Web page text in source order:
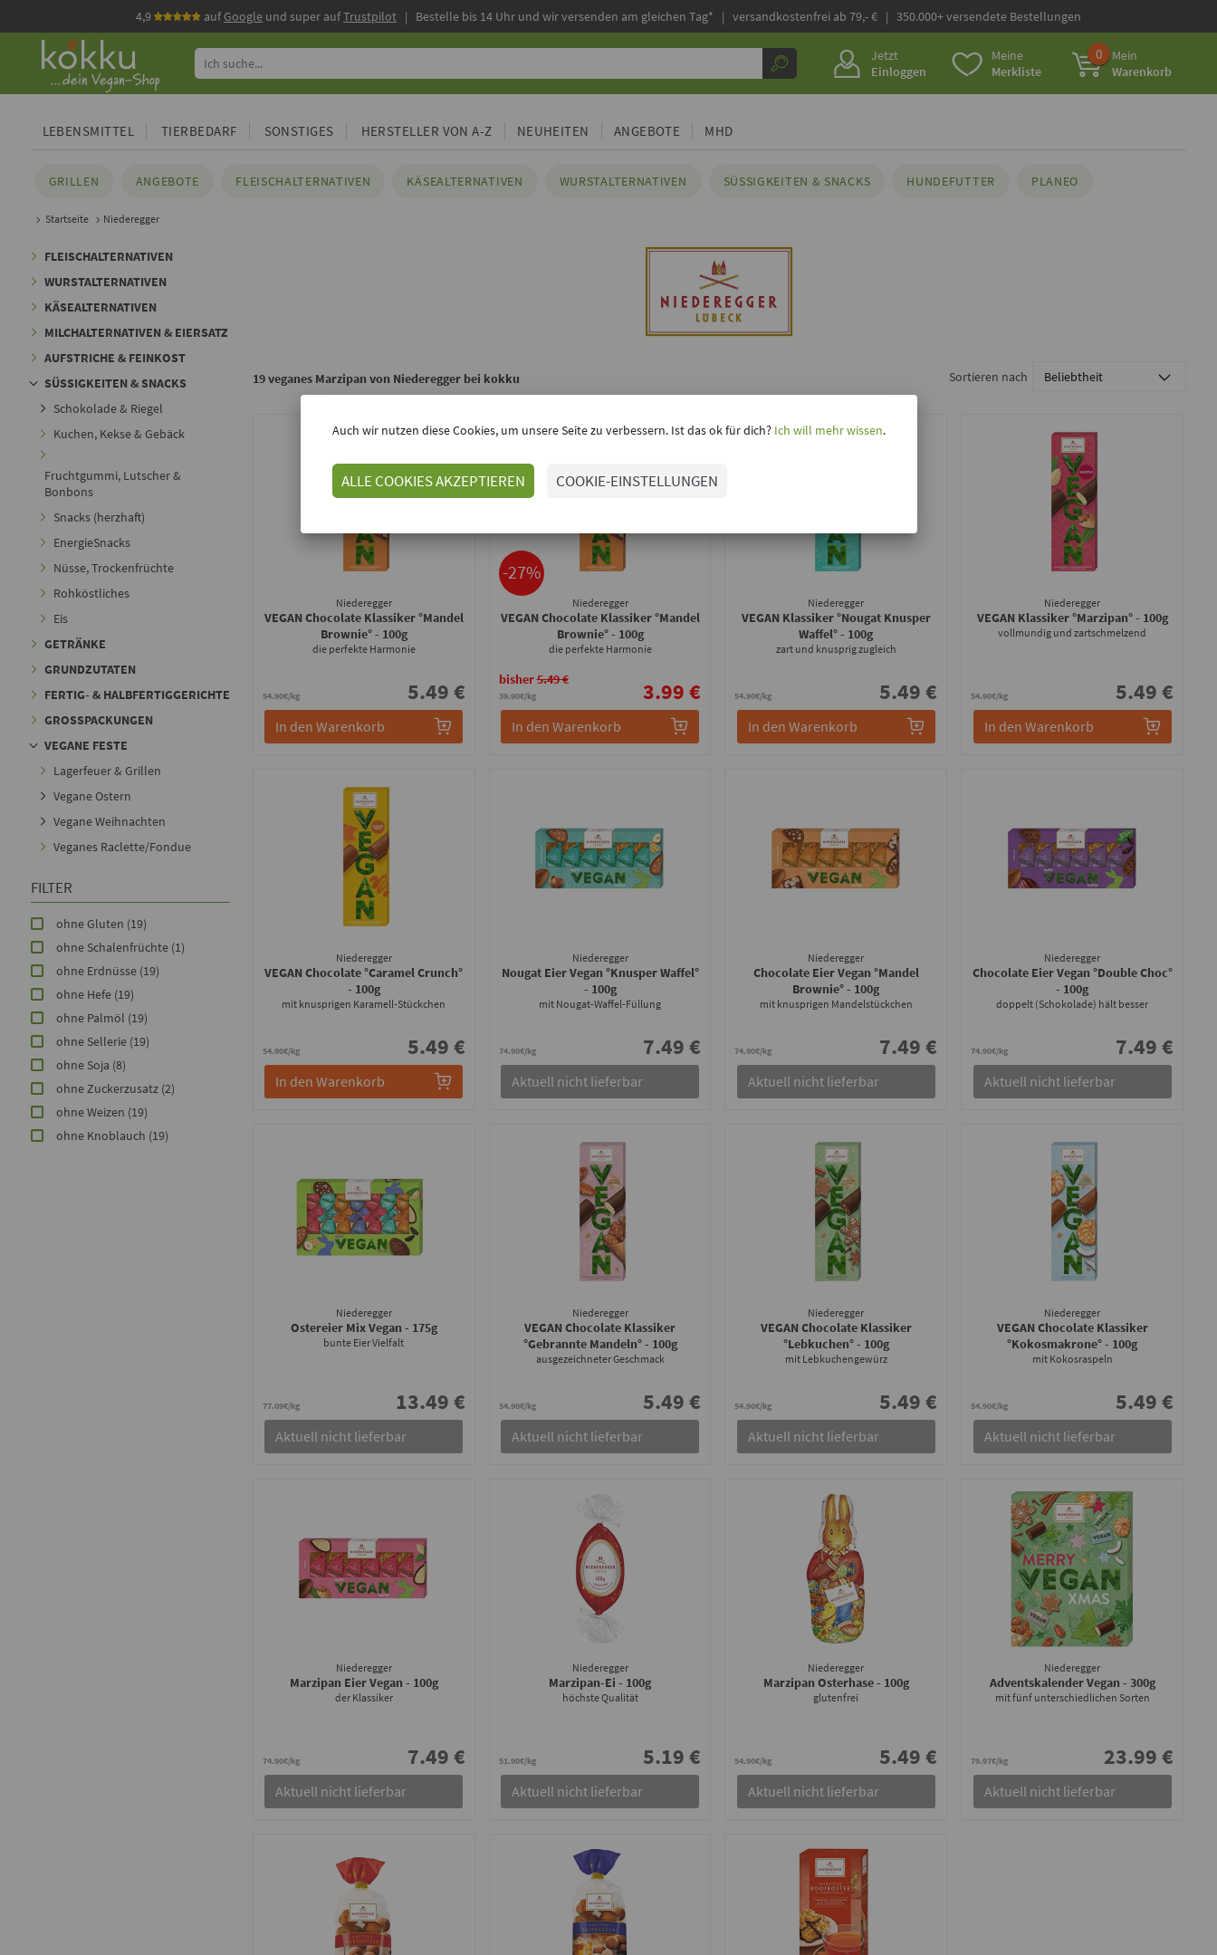
4,9 aufGoogle und super aufTrustpilot | Bestelle bis 14 Uhr und wir versenden am gleichen Tag* | versandkostenfrei ab 79,- € | 350.000+ versendete Bestellungen
Jetzt
Einloggen
Meine
Merkliste
0
Mein
Warenkorb
LEBENSMITTEL TIERBEDARF SONSTIGES HERSTELLER VON A-Z NEUHEITEN ANGEBOTE MHD
GRILLEN ANGEBOTE FLEISCHALTERNATIVEN KÄSEALTERNATIVEN WURSTALTERNATIVEN SÜSSIGKEITEN & SNACKS HUNDEFUTTER PLANEO
Startseite Niederegger
FLEISCHALTERNATIVEN
WURSTALTERNATIVEN
KÄSEALTERNATIVEN
MILCHALTERNATIVEN & EIERSATZ
AUFSTRICHE & FEINKOST
SÜSSIGKEITEN & SNACKS
Schokolade & Riegel
Kuchen, Kekse & Gebäck
Fruchtgummi, Lutscher &
Bonbons
Snacks (herzhaft)
EnergieSnacks
Nüsse, Trockenfrüchte
Rohköstliches
Eis
GETRÄNKE
GRUNDZUTATEN
FERTIG- & HALBFERTIGGERICHTE
GROSSPACKUNGEN
VEGANE FESTE
Lagerfeuer & Grillen
Vegane Ostern
Vegane Weihnachten
Veganes Raclette/Fondue
FILTER
ohne Gluten (19)
ohne Schalenfrüchte (1)
ohne Erdnüsse (19)
ohne Hefe (19)
ohne Palmöl (19)
ohne Sellerie (19)
ohne Soja (8)
ohne Zuckerzusatz (2)
ohne Weizen (19)
ohne Knoblauch (19)
19 veganes Marzipan von Niederegger bei kokku Sortieren nach
Niederegger
VEGAN Chocolate Klassiker °Mandel
Brownie°- 100g
die perfekte Harmonie
54.90€/kg 5.49 €
In den Warenkorb
MHD
-27%
Niederegger
VEGAN Chocolate Klassiker °Mandel
Brownie°- 100g
die perfekte Harmonie
39.90€/kg
bisher5.49 € 3.99 €
In den Warenkorb
Niederegger
VEGAN Klassiker °Nougat Knusper
Waffel°- 100g
zart und knusprig zugleich
54.90€/kg 5.49 €
In den Warenkorb
Niederegger
VEGAN Klassiker °Marzipan°- 100g
vollmundig und zartschmelzend
54.90€/kg 5.49 €
In den Warenkorb
Niederegger
VEGAN Chocolate °Caramel Crunch°
- 100g
mit knusprigen Karamell-Stückchen
54.90€/kg 5.49 €
In den Warenkorb
Niederegger
Nougat Eier Vegan °Knusper Waffel°
- 100g
mit Nougat-Waffel-Füllung
74.90€/kg 7.49 €
Aktuell nicht lieferbar
Niederegger
Chocolate Eier Vegan °Mandel
Brownie°- 100g
mit knusprigen Mandelstückchen
74.90€/kg 7.49 €
Aktuell nicht lieferbar
Niederegger
Chocolate Eier Vegan °Double Choc°
- 100g
doppelt (Schokolade) hält besser
74.90€/kg 7.49 €
Aktuell nicht lieferbar
Niederegger
Ostereier Mix Vegan - 175g
bunte Eier Vielfalt
77.09€/kg 13.49 €
Aktuell nicht lieferbar
Niederegger
VEGAN Chocolate Klassiker
°Gebrannte Mandeln°- 100g
ausgezeichneter Geschmack
54.90€/kg 5.49 €
Aktuell nicht lieferbar
Niederegger
VEGAN Chocolate Klassiker
°Lebkuchen°- 100g
mit Lebkuchengewürz
54.90€/kg 5.49 €
Aktuell nicht lieferbar
Niederegger
VEGAN Chocolate Klassiker
°Kokosmakrone°- 100g
mit Kokosraspeln
54.90€/kg 5.49 €
Aktuell nicht lieferbar
Niederegger
Marzipan Eier Vegan - 100g
der Klassiker
74.90€/kg 7.49 €
Aktuell nicht lieferbar
Niederegger
Marzipan-Ei - 100g
höchste Qualität
51.90€/kg 5.19 €
Aktuell nicht lieferbar
Niederegger
Marzipan Osterhase- 100g
glutenfrei
54.90€/kg 5.49 €
Aktuell nicht lieferbar
Niederegger
Adventskalender Vegan - 300g
mit fünf unterschiedlichen Sorten
79.97€/kg 23.99 €
Aktuell nicht lieferbar
Auch wir nutzen diese Cookies, um unsere Seite zu verbessern. Ist das ok für dich?Ich will mehr wissen.
ALLE COOKIES AKZEPTIEREN COOKIE-EINSTELLUNGEN